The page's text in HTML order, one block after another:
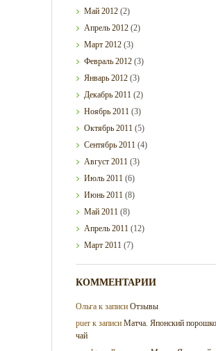
Май2012 (2)
Апрель2012 (2)
Март2012 (3)
Февраль2012 (3)
Январь2012 (3)
Декабрь2011 (2)
Ноябрь2011 (3)
Октябрь2011 (5)
Сентябрь2011 (4)
Август2011 (3)
Июль2011 (6)
Июнь2011 (8)
Май2011 (8)
Апрель2011 (12)
Март2011 (7)
КОММЕНТАРИИ
Ольга к записиОтзывы
puer к записиМатча. Японский
чай